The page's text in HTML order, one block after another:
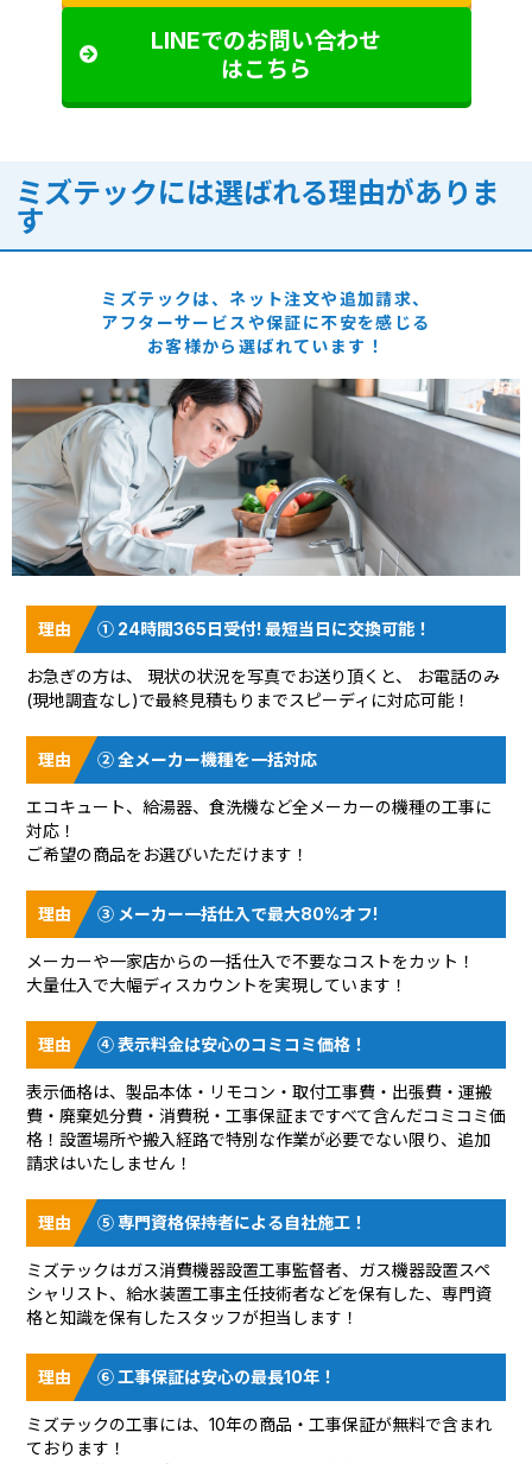
LINEでのお問い合わせ
はこちら
ミズテックには選ばれる理由がありま
す
ミズテックは、ネット注文や追加請求、
アフターサービスや保証に不安を感じる
お客様から選ばれています！
① 24時間365日受付! 最短当日に交換可能！
お急ぎの方は、 現状の状況を写真でお送り頂く と、 お電話のみ
(現地調査なし)で最終見積もりまでスピーディに対応可能！
② 全メーカー機種を一括対応
エコキュート、給湯器、食洗機など全メーカーの機種の工事に
対応！
ご希望の商品をお選びいただけます！
③ メーカー一括仕入で最大80%オフ!
メーカーや一家店からの一括仕入で不要なコストをカット！
大量仕入で大幅ディスカウントを実現しています！
④ 表示料金は安心のコミコミ価格！
表示価格は、製品本体・リモコン・取付工事費・出張費・運搬
費・廃棄処分費・消費税・工事保証まですべて含んだコミコミ価
格！設置場所や搬入経路で特別な作業が必要でない限り、追加
請求はいたしません！
⑤ 専門資格保持者による自社施工！
ミズテックはガス消費機器設置工事監督者、ガス機器設置スペ
シャリスト、給水装置工事主任技術者などを保有した、専門資
格と知識を保有したスタッフが担当します！
⑥ 工事保証は安心の最長10年！
ミズテックの工事には、10年の商品・工事保証が無料で含まれ
ております！